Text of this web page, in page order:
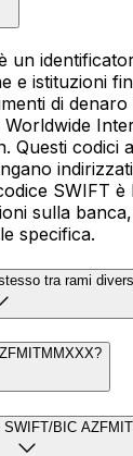
un
e istituzioni
di
Questi codici
SWIFT è
sulla
specifica.
tra rami
BIC